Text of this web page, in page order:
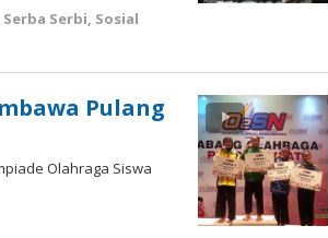
Serba Serbi, Sosial
Pulang
Olahraga Siswa